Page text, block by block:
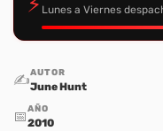
Lunes a Viernes
✍️AUTOR
June Hunt
📅AÑO
2010